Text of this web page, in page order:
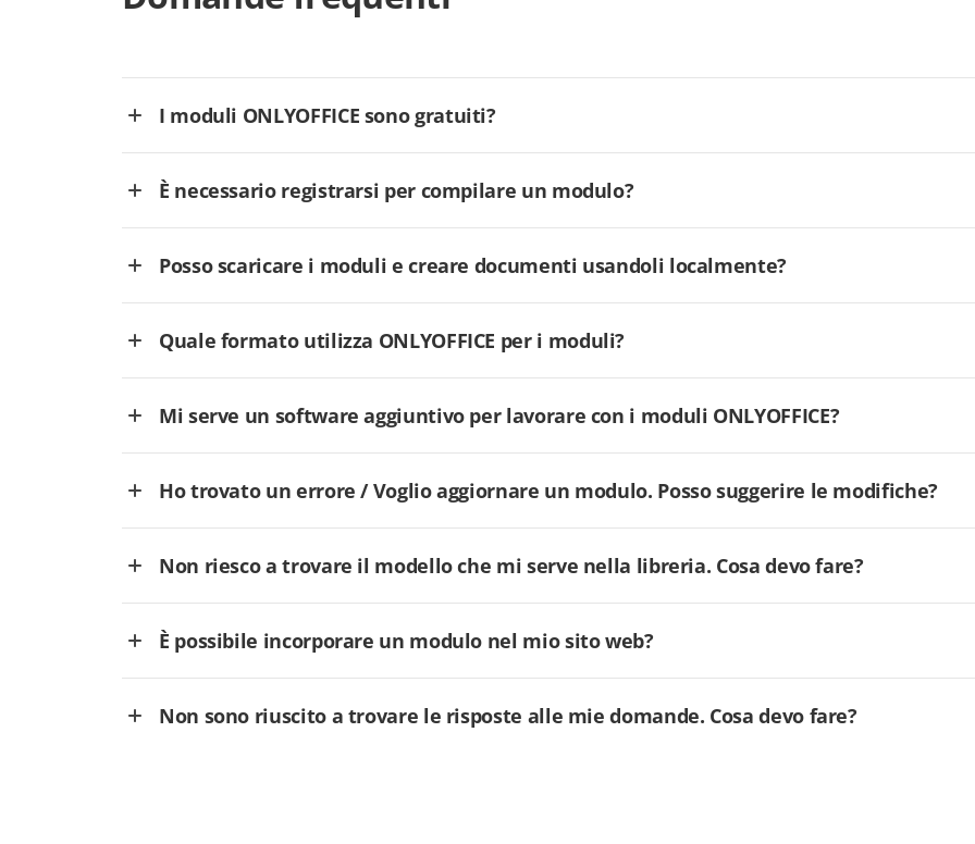
I moduli ONLYOFFICE sono gratuiti?
È necessario registrarsi per compilare un modulo?
Posso scaricare i moduli e creare documenti usandoli localmente?
Quale formato utilizza ONLYOFFICE per i moduli?
Mi serve un software aggiuntivo per lavorare con i moduli ONLYOFFICE?
Ho trovato un errore / Voglio aggiornare un modulo. Posso suggerire le modifiche?
Non riesco a trovare il modello che mi serve nella libreria. Cosa devo fare?
È possibile incorporare un modulo nel mio sito web?
Non sono riuscito a trovare le risposte alle mie domande. Cosa devo fare?